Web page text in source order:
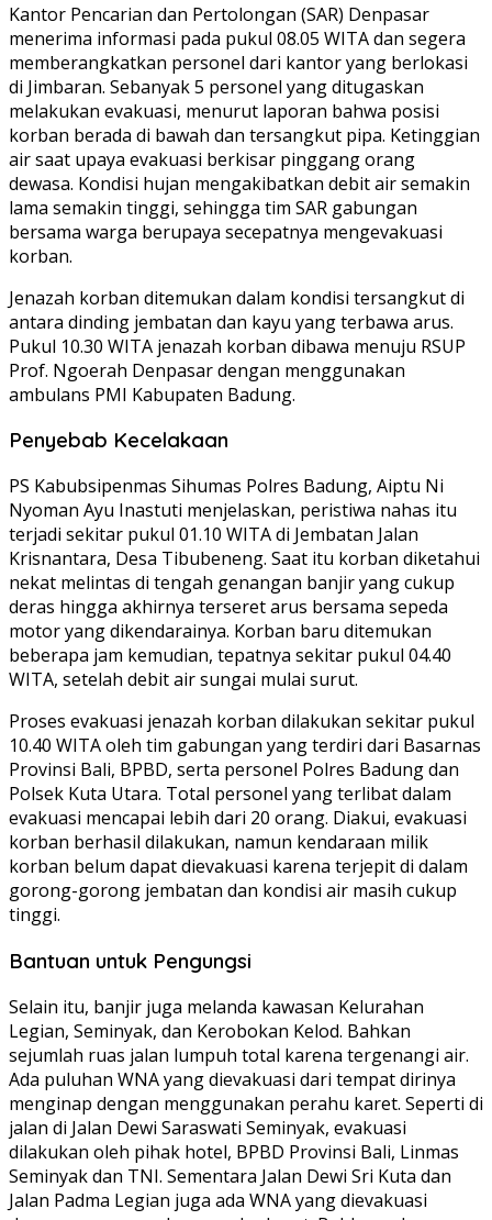
Kantor Pencarian dan Pertolongan (SAR) Denpasar
menerima informasi pada pukul 08.05 WITA dan segera
memberangkatkan personel dari kantor yang berlokasi
di Jimbaran. Sebanyak 5 personel yang ditugaskan
melakukan evakuasi, menurut laporan bahwa posisi
korban berada di bawah dan tersangkut pipa. Ketinggian
air saat upaya evakuasi berkisar pinggang orang
dewasa. Kondisi hujan mengakibatkan debit air semakin
lama semakin tinggi, sehingga tim SAR gabungan
bersama warga berupaya secepatnya mengevakuasi
korban.
Jenazah korban ditemukan dalam kondisi tersangkut di
antara dinding jembatan dan kayu yang terbawa arus.
Pukul 10.30 WITA jenazah korban dibawa menuju RSUP
Prof. Ngoerah Denpasar dengan menggunakan
ambulans PMI Kabupaten Badung.
Penyebab Kecelakaan
PS Kabubsipenmas Sihumas Polres Badung, Aiptu Ni
Nyoman Ayu Inastuti menjelaskan, peristiwa nahas itu
terjadi sekitar pukul 01.10 WITA di Jembatan Jalan
Krisnantara, Desa Tibubeneng. Saat itu korban diketahui
nekat melintas di tengah genangan banjir yang cukup
deras hingga akhirnya terseret arus bersama sepeda
motor yang dikendarainya. Korban baru ditemukan
beberapa jam kemudian, tepatnya sekitar pukul 04.40
WITA, setelah debit air sungai mulai surut.
Proses evakuasi jenazah korban dilakukan sekitar pukul
10.40 WITA oleh tim gabungan yang terdiri dari Basarnas
Provinsi Bali, BPBD, serta personel Polres Badung dan
Polsek Kuta Utara. Total personel yang terlibat dalam
evakuasi mencapai lebih dari 20 orang. Diakui, evakuasi
korban berhasil dilakukan, namun kendaraan milik
korban belum dapat dievakuasi karena terjepit di dalam
gorong-gorong jembatan dan kondisi air masih cukup
tinggi.
Bantuan untuk Pengungsi
Selain itu, banjir juga melanda kawasan Kelurahan
Legian, Seminyak, dan Kerobokan Kelod. Bahkan
sejumlah ruas jalan lumpuh total karena tergenangi air.
Ada puluhan WNA yang dievakuasi dari tempat dirinya
menginap dengan menggunakan perahu karet. Seperti di
jalan di Jalan Dewi Saraswati Seminyak, evakuasi
dilakukan oleh pihak hotel, BPBD Provinsi Bali, Linmas
Seminyak dan TNI. Sementara Jalan Dewi Sri Kuta dan
Jalan Padma Legian juga ada WNA yang dievakuasi